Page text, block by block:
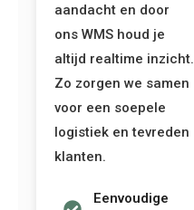
aandacht en door
ons WMS houd je
altijd realtime inzicht.
Zo zorgen we samen
voor een soepele
logistiek en tevreden
klanten.
Eenvoudige